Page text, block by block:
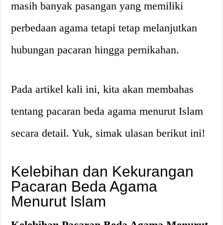
masih banyak pasangan yang memiliki
perbedaan agama tetapi tetap melanjutkan
hubungan pacaran hingga pernikahan.
Pada artikel kali ini, kita akan membahas
tentang pacaran beda agama menurut Islam
secara detail. Yuk, simak ulasan berikut ini!
Kelebihan dan Kekurangan
Pacaran Beda Agama
Menurut Islam